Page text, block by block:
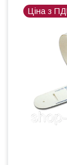
Ціна з